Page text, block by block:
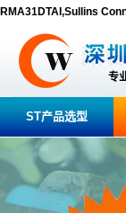
RMA31DTAI,Sullins
专
ST产品选型